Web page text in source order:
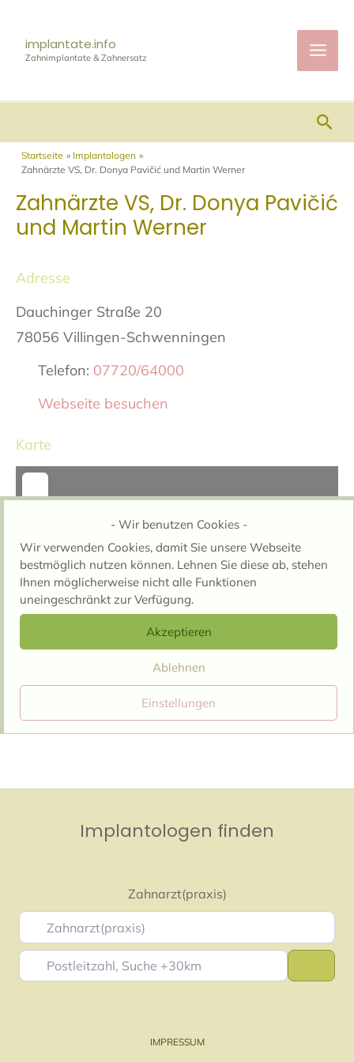
- Wir benutzen Cookies -
Wir verwenden Cookies, damit Sie unsere Webseite
bestmöglich nutzen können. Lehnen Sie diese ab, stehen
Ihnen möglicherweise nicht alle Funktionen
uneingeschränkt zur Verfügung.
Akzeptieren
Ablehnen
Einstellungen
Inhalt
springen
implantate.info
Zahnimplantate & Zahnersatz
Startseite
Implantologen
Zahnärzte VS, Dr. Donya Pavičić und Martin Werner
Zahnärzte VS, Dr. Donya Pavičić
und Martin Werner
Adresse
Dauchinger Straße 20
78056 Villingen-Schwenningen
Telefon: 07720/64000
Webseite besuchen
Karte
Wird geladen …
Implantologen finden
Zahnarzt(praxis)
Postleitzahl, Suche +30km
IMPRESSUM